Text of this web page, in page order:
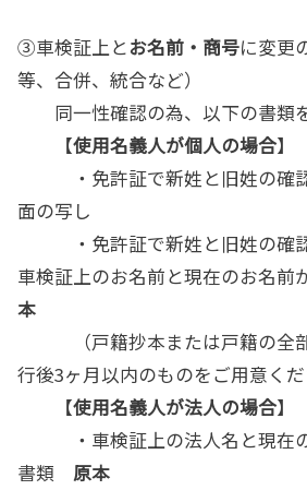
③車検証上とお名前・商号に変更
等、合併、統合など）
同一性確認の為、以下の書類を
【使用名義人が個人の場合】
・免許証で新姓と旧姓の確認
面の写し
・免許証で新姓と旧姓の確認
車検証上のお名前と現在のお名前
本
（戸籍抄本または戸籍の全
行後3ヶ月以内のものをご用意くだ
【使用名義人が法人の場合】
・車検証上の法人名と現在の
書類 原本